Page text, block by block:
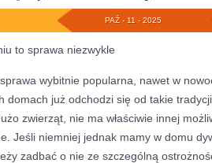
PAŹ - 11 - 2025
to sprawa niezwykle
wybitnie popularna, nawet w
domach już odchodzi się od takie
zwierząt, nie ma właściwie innej
Jeśli niemniej jednak mamy w domu
zadbać o nie ze szczególną